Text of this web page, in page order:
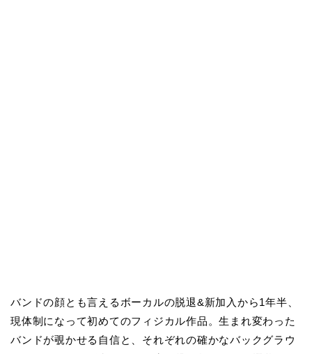
バンドの顔とも言えるボーカルの脱退&新加入から1年半、
現体制になって初めてのフィジカル作品。生まれ変わった
バンドが覗かせる自信と、それぞれの確かなバックグラウ